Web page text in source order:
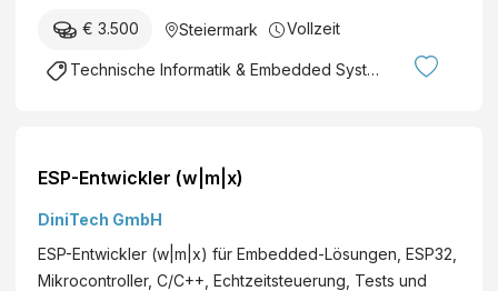
€ 3.500 Steiermark Vollzeit
Technische Informatik & Embedded Systems
ESP-Entwickler (w|m|x)
DiniTech GmbH
ESP-Entwickler (w|m|x) für Embedded-Lösungen, ESP32,
Mikrocontroller, C/C++, Echtzeitsteuerung, Tests und